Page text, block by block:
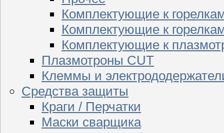
Комплектующие к
Комплектующие к
Комплектующие к
Плазмотроны CUT
Клеммы и
Средства защиты
Краги / Перчатки
Маски сварщика